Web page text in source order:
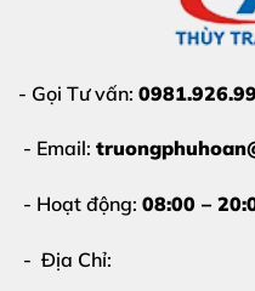
- Gọi Tư vấn:
- Email:
- Hoạt động: 08:00 –
- Địa Chỉ: